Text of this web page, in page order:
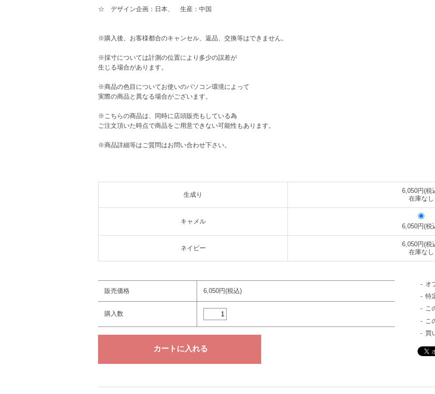
☆ デザイン企画：日本、 生産：中国
※購入後、お客様都合のキャンセル、返品、交換等はできません。
※採寸については計測の位置により多少の誤差が
生じる場合があります。
※商品の色目についてお使いのパソコン環境によって
実際の商品と異なる場合がございます。
※こちらの商品は、同時に店頭販売もしている為
ご注文頂いた時点で商品をご用意できない可能性もあります。
※商品詳細等はご質問はお問い合わせ下さい。
生成り
6,050円(税
在庫なし
キャメル
6,050円(税
ネイビー
6,050円(税
在庫なし
販売価格 6,050円(税込)
購入数
オ
特
こ
こ
買